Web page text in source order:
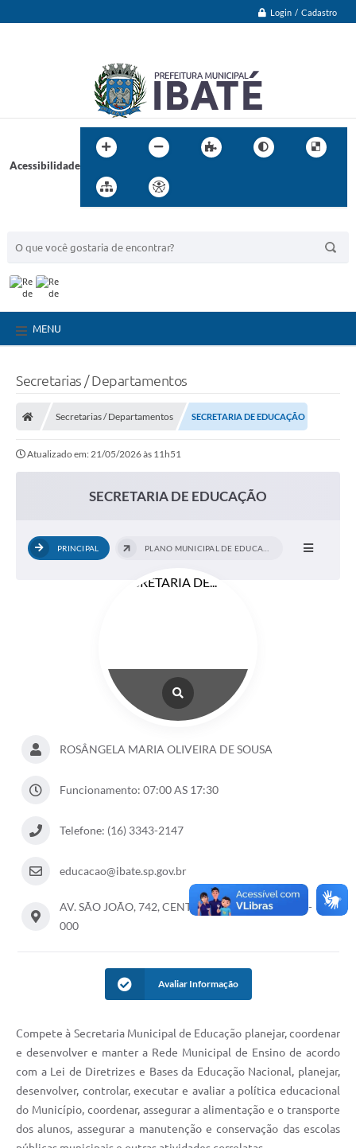
Login / Cadastro
Acessibilidade
MENU
Secretarias / Departamentos
Secretarias / Departamentos SECRETARIA DE EDUCAÇÃO
Atualizado em: 21/05/2026 às 11h51
SECRETARIA DE EDUCAÇÃO
PRINCIPAL
ROSÂNGELA MARIA OLIVEIRA DE SOUSA
Funcionamento: 07:00 AS 17:30
Telefone: (16) 3343-2147
educacao@ibate.sp.gov.br
AV. SÃO JOÃO, 742, CENTRO – IBATÉ -SP - 14815-
000
Avaliar Informação
Compete à Secretaria Municipal de Educação planejar, coordenar
e desenvolver e manter a Rede Municipal de Ensino de acordo
com a Lei de Diretrizes e Bases da Educação Nacional, planejar,
desenvolver, controlar, executar e avaliar a política educacional
do Município, coordenar, assegurar a alimentação e o transporte
dos alunos, assegurar a manutenção e conservação das escolas